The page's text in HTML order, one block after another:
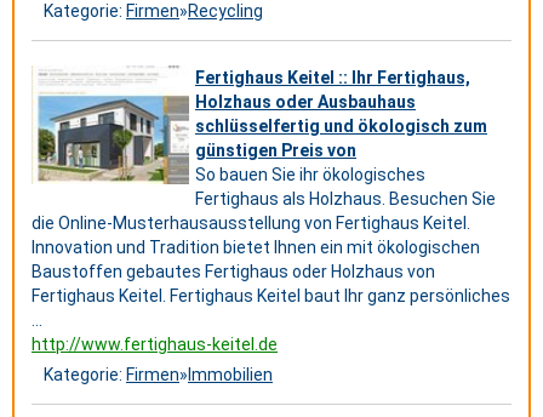
Kategorie: Firmen»Recycling
Fertighaus Keitel :: Ihr Fertighaus,
Holzhaus oder Ausbauhaus
schlüsselfertig und ökologisch zum
günstigen Preis von
So bauen Sie ihr ökologisches
Fertighaus als Holzhaus. Besuchen Sie
die Online-Musterhausausstellung von Fertighaus Keitel.
Innovation und Tradition bietet Ihnen ein mit ökologischen
Baustoffen gebautes Fertighaus oder Holzhaus von
Fertighaus Keitel. Fertighaus Keitel baut Ihr ganz persönliches
http://www.fertighaus-keitel.de
Kategorie: Firmen» Immobilien